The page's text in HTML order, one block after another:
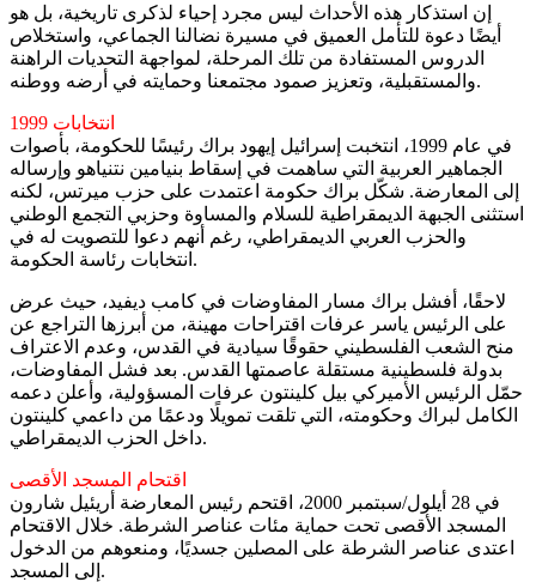
إن استذكار هذه الأحداث ليس مجرد إحياء لذكرى تاريخية، بل هو
أيضًا دعوة للتأمل العميق في مسيرة نضالنا الجماعي، واستخلاص
الدروس المستفادة من تلك المرحلة، لمواجهة التحديات الراهنة
والمستقبلية، وتعزيز صمود مجتمعنا وحمايته في أرضه ووطنه.
انتخابات 1999
في عام 1999، انتخبت إسرائيل إيهود براك رئيسًا للحكومة، بأصوات
الجماهير العربية التي ساهمت في إسقاط بنيامين نتنياهو وإرساله
إلى المعارضة. شكّل براك حكومة اعتمدت على حزب ميرتس، لكنه
استثنى الجبهة الديمقراطية للسلام والمساوة وحزبي التجمع الوطني
والحزب العربي الديمقراطي، رغم أنهم دعوا للتصويت له في
انتخابات رئاسة الحكومة.
لاحقًا، أفشل براك مسار المفاوضات في كامب ديفيد، حيث عرض
على الرئيس ياسر عرفات اقتراحات مهينة، من أبرزها التراجع عن
منح الشعب الفلسطيني حقوقًا سيادية في القدس، وعدم الاعتراف
بدولة فلسطينية مستقلة عاصمتها القدس. بعد فشل المفاوضات،
حمّل الرئيس الأميركي بيل كلينتون عرفات المسؤولية، وأعلن دعمه
الكامل لبراك وحكومته، التي تلقت تمويلًا ودعمًا من داعمي كلينتون
داخل الحزب الديمقراطي.
اقتحام المسجد الأقصى
في 28 أيلول/سبتمبر 2000، اقتحم رئيس المعارضة أريئيل شارون
المسجد الأقصى تحت حماية مئات عناصر الشرطة. خلال الاقتحام
اعتدى عناصر الشرطة على المصلين جسديًا، ومنعوهم من الدخول
إلى المسجد.